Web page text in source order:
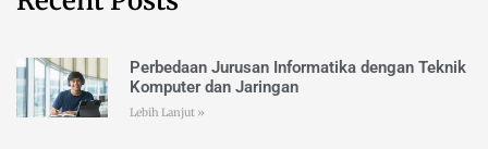
Perbedaan Jurusan Informatika dengan Teknik
Komputer dan Jaringan
Lebih Lanjut »